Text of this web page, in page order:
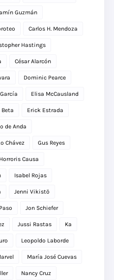
Guzmán
Carlos H. Mendoza
Hastings
César Alarcón
Dominic Pearce
Elisa McCausland
Erick Estrada
de Anda
Chávez Gus Reyes
Horroris Causa
Isabel Rojas
Jenni Vikistö
Jon Schiefer
Jussi Rastas Ka
Leopoldo Laborde
María José Cuevas
Nancy Cruz